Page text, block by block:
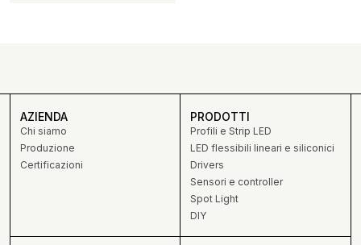
AZIENDA
Chi siamo
Produzione
Certificazioni
PRODOTTI
Profili e Strip LED
LED flessibili lineari e siliconici
Drivers
Sensori e controller
Spot Light
DIY